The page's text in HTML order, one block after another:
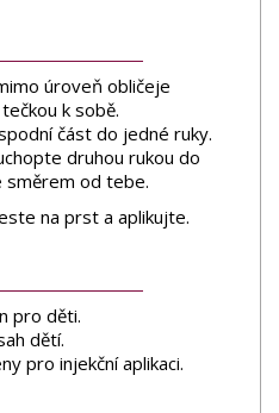
úroveň obličeje
k sobě.
část do jedné ruky.
druhou rukou do
směrem od tebe.
na prst a aplikujte.
pro děti.
dětí.
pro injekční aplikaci.